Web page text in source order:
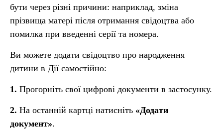
бути через різні причини: наприклад, зміна
прізвища матері після отримання свідоцтва або
помилка при введенні серії та номера.
Ви можете додати свідоцтво про народження
дитини в Дії самостійно:
1. Прогорніть свої цифрові документи в застосунку.
2. На останній картці натисніть «Додати
документ».